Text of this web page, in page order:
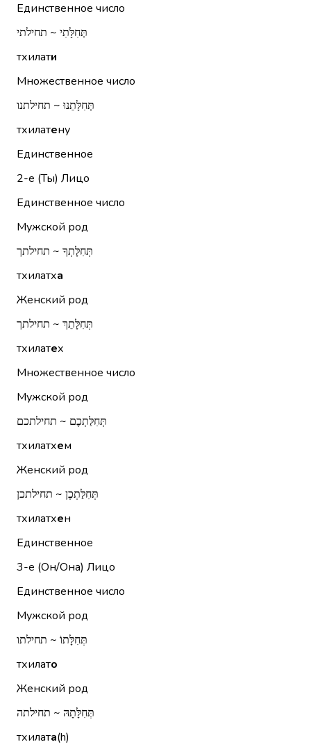
Единственное число
תְּחִלָּתִי ~ תחילתי
тхилати
Множественное число
תְּחִלָּתֵנוּ ~ תחילתנו
тхилатену
Единственное
2-е (Ты) Лицо
Единственное число
Мужской род
תְּחִלָּתְךָ ~ תחילתך
тхилатха
Женский род
תְּחִלָּתֵךְ ~ תחילתך
тхилатех
Множественное число
Мужской род
תְּחִלַּתְכֶם ~ תחילתכם
тхилатхем
Женский род
תְּחִלַּתְכֶן ~ תחילתכן
тхилатхен
Единственное
3-е (Он/Она) Лицо
Единственное число
Мужской род
תְּחִלָּתוֹ ~ תחילתו
тхилато
Женский род
תְּחִלָּתָהּ ~ תחילתה
тхилата(h)